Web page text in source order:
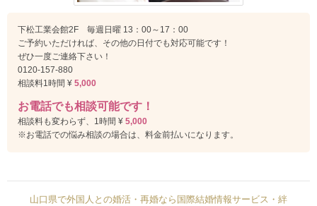
下松工業会館2F 毎週日曜 13：00～17：00
ご予約いただければ、その他の日付でも対応可能です！
ぜひ一度ご連絡下さい！
0120-157-880
相談料1時間 ¥ 5,000
お電話でも相談可能です！
相談料も変わらず、1時間 ¥ 5,000
※お電話での悩み相談の場合は、料金前払いになります。
山口県で外国人との婚活・再婚なら国際結婚情報サービス・絆